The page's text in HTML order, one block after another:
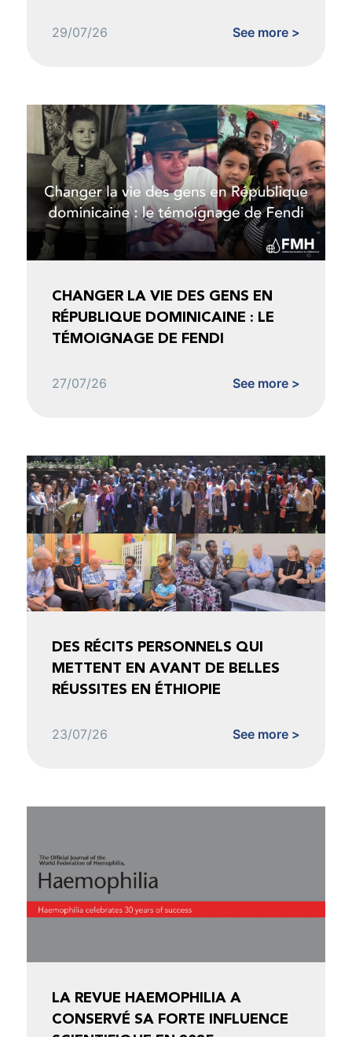
29/07/26 See more >
CHANGER LA VIE DES GENS EN
RÉPUBLIQUE DOMINICAINE : LE
TÉMOIGNAGE DE FENDI
27/07/26 See more >
DES RÉCITS PERSONNELS QUI
METTENT EN AVANT DE BELLES
RÉUSSITES EN ÉTHIOPIE
23/07/26 See more >
LA REVUE HAEMOPHILIA A
CONSERVÉ SA FORTE INFLUENCE